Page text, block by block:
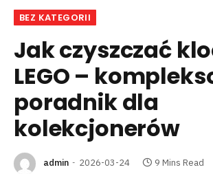
BEZ KATEGORII
Jak czyszczać
LEGO –
poradnik dla
kolekcjonerów
admin 2026-03-24 9 Mins Read